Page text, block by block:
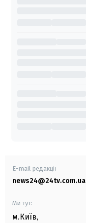
E-mail редакції
news24@24tv.com.ua
Ми тут:
м.Київ,